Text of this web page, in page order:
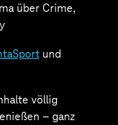
über Crime,
und
völlig
– ganz